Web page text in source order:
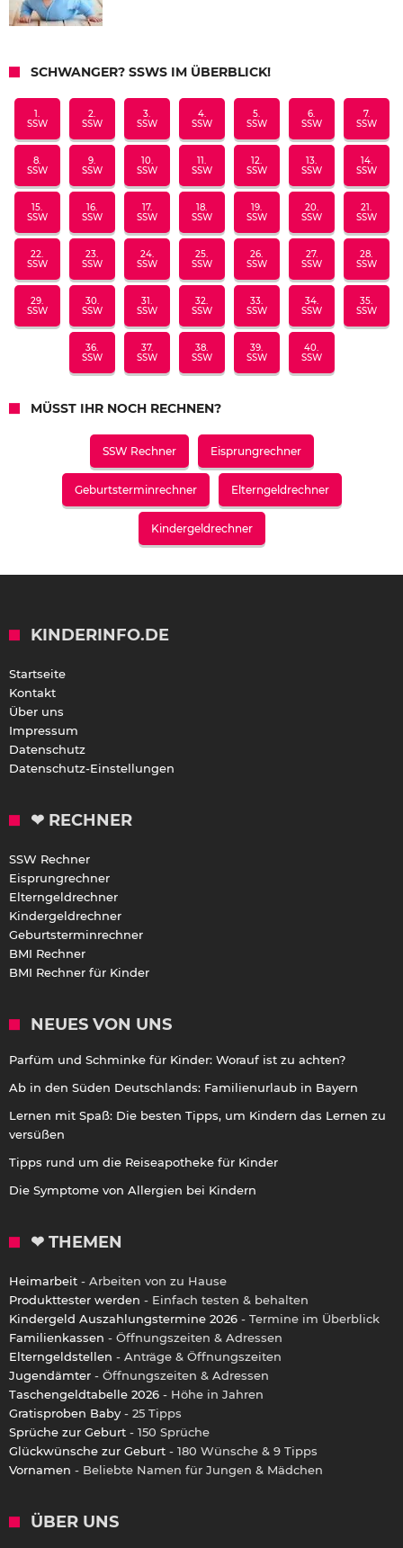
SCHWANGER? SSWS IM ÜBERBLICK!
1.
SSW
2.
SSW
3.
SSW
4.
SSW
5.
SSW
6.
SSW
7.
SSW
8.
SSW
9.
SSW
10.
SSW
11.
SSW
12.
SSW
13.
SSW
14.
SSW
15.
SSW
16.
SSW
17.
SSW
18.
SSW
19.
SSW
20.
SSW
21.
SSW
22.
SSW
23.
SSW
24.
SSW
25.
SSW
26.
SSW
27.
SSW
28.
SSW
29.
SSW
30.
SSW
31.
SSW
32.
SSW
33.
SSW
34.
SSW
35.
SSW
36.
SSW
37.
SSW
38.
SSW
39.
SSW
40.
SSW
MÜSST IHR NOCH RECHNEN?
SSW Rechner Eisprungrechner
Geburtsterminrechner Elterngeldrechner
Kindergeldrechner
KINDERINFO.DE
Startseite
Kontakt
Über uns
Impressum
Datenschutz
Datenschutz-Einstellungen
❤ RECHNER
SSW Rechner
Eisprungrechner
Elterngeldrechner
Kindergeldrechner
Geburtsterminrechner
BMI Rechner
BMI Rechner für Kinder
NEUES VON UNS
Parfüm und Schminke für Kinder: Worauf ist zu achten?
Ab in den Süden Deutschlands: Familienurlaub in Bayern
Lernen mit Spaß: Die besten Tipps, um Kindern das Lernen zu
versüßen
Tipps rund um die Reiseapotheke für Kinder
Die Symptome von Allergien bei Kindern
❤ THEMEN
Heimarbeit - Arbeiten von zu Hause
Produkttester werden - Einfach testen & behalten
Kindergeld Auszahlungstermine 2026 - Termine im Überblick
Familienkassen - Öffnungszeiten & Adressen
Elterngeldstellen - Anträge & Öffnungszeiten
Jugendämter - Öffnungszeiten & Adressen
Taschengeldtabelle 2026 - Höhe in Jahren
Gratisproben Baby - 25 Tipps
Sprüche zur Geburt - 150 Sprüche
Glückwünsche zur Geburt - 180 Wünsche & 9 Tipps
Vornamen - Beliebte Namen für Jungen & Mädchen
ÜBER UNS